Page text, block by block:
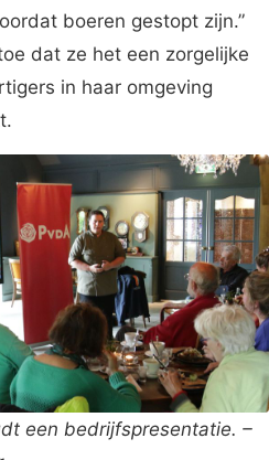
boeren gestopt zijn.”
dat ze het een zorgelijke
in haar omgeving
een bedrijfspresentatie. –